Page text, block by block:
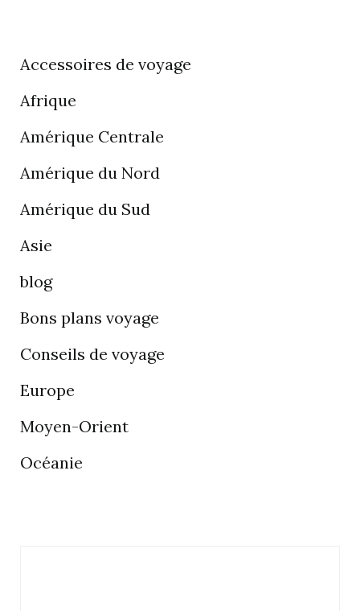
Accessoires de voyage
Afrique
Amérique Centrale
Amérique du Nord
Amérique du Sud
Asie
blog
Bons plans voyage
Conseils de voyage
Europe
Moyen-Orient
Océanie